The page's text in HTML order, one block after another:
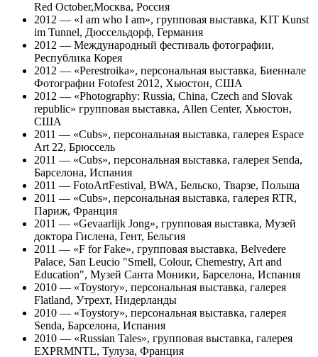
Red October,Москва, Россия
2012 — «I am who I am», групповая выставка, KIT Kunst
im Tunnel, Дюссельдорф, Германия
2012 — Международный фестиваль фотографии,
Республика Корея
2012 — «Perestroika», персональная выставка, Биеннале
Фотографии Fotofest 2012, Хьюстон, США
2012 — «Photography: Russia, China, Czech and Slovak
republic» групповая выставка, Allen Center, Хьюстон,
США
2011 — «Cubs», персональная выставка, галерея Espace
Art 22, Брюссель
2011 — «Cubs», персональная выставка, галерея Senda,
Барселона, Испания
2011 — FotoArtFestival, BWA, Бельско, Тварзе, Польша
2011 — «Cubs», персональная выставка, галерея RTR,
Париж, Франция
2011 — «Gevaarlijk Jong», групповая выставка, Музей
доктора Гислена, Гент, Бельгия
2011 — «F for Fake», групповая выставка, Belvedere
Palace, San Leucio "Smell, Colour, Chemestry, Art and
Education", Музей Санта Моники, Барселона, Испания
2010 — «Toystory», персональная выставка, галерея
Flatland, Утрехт, Нидерланды
2010 — «Toystory», персональная выставка, галерея
Senda, Барселона, Испания
2010 — «Russian Tales», групповая выставка, галерея
EXPRMNTL, Тулуза, Франция